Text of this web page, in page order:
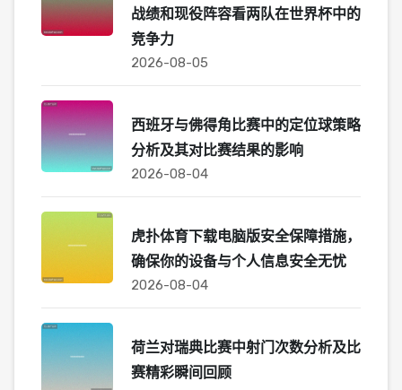
战绩和现役阵容看两队在世界杯中的
竞争力
2026-08-05
西班牙与佛得角比赛中的定位球策略
分析及其对比赛结果的影响
2026-08-04
虎扑体育下载电脑版安全保障措施，
确保你的设备与个人信息安全无忧
2026-08-04
荷兰对瑞典比赛中射门次数分析及比
赛精彩瞬间回顾